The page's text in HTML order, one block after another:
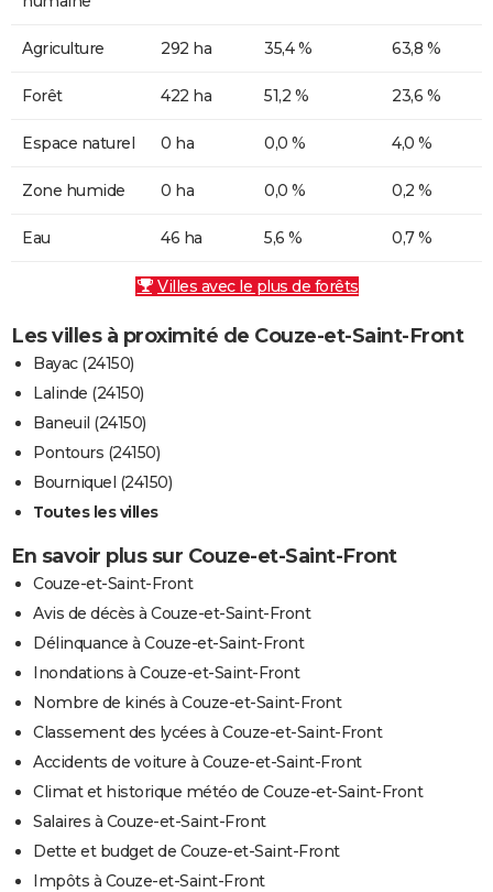
Agriculture 292 ha 35,4 % 63,8 %
Forêt 422 ha 51,2 % 23,6 %
Espace naturel 0 ha 0,0 % 4,0 %
Zone humide 0 ha 0,0 % 0,2 %
Eau 46 ha 5,6 % 0,7 %
Villes avec le plus de forêts
Les villes à proximité de Couze-et-Saint-Front
Bayac (24150)
Lalinde (24150)
Baneuil (24150)
Pontours (24150)
Bourniquel (24150)
Toutes les villes
En savoir plus sur Couze-et-Saint-Front
Couze-et-Saint-Front
Avis de décès à Couze-et-Saint-Front
Délinquance à Couze-et-Saint-Front
Inondations à Couze-et-Saint-Front
Nombre de kinés à Couze-et-Saint-Front
Classement des lycées à Couze-et-Saint-Front
Accidents de voiture à Couze-et-Saint-Front
Climat et historique météo de Couze-et-Saint-Front
Salaires à Couze-et-Saint-Front
Dette et budget de Couze-et-Saint-Front
Impôts à Couze-et-Saint-Front